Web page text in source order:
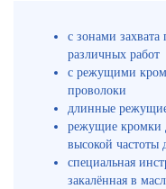
с зонами захвата
различных работ
с режущими
проволоки
длинные
режущие кромки
высокой частоты
специальная
закалённая в